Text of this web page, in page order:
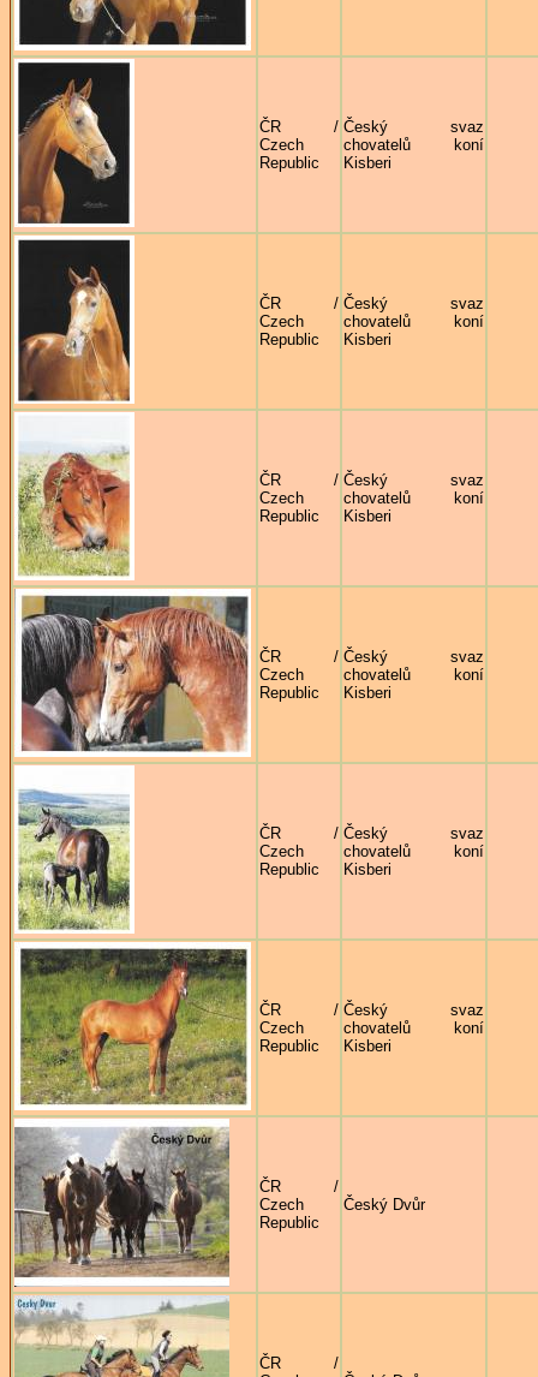
ČR /
Czech
Republic
Český svaz
chovatelů koní
Kisberi
ČR /
Czech
Republic
Český svaz
chovatelů koní
Kisberi
ČR /
Czech
Republic
Český svaz
chovatelů koní
Kisberi
ČR /
Czech
Republic
Český svaz
chovatelů koní
Kisberi
ČR /
Czech
Republic
Český svaz
chovatelů koní
Kisberi
ČR /
Czech
Republic
Český svaz
chovatelů koní
Kisberi
ČR /
Czech
Republic
Český Dvůr
ČR /